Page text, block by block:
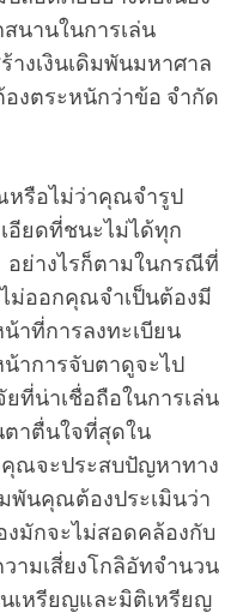
นานในการเล่น
างเงินเดิมพันมหาศาล
งตระหนักว่าข้อ จำกัด
หรือไม่ว่าคุณจำรูป
อียดที่ชนะไม่ได้ทุก
อย่างไรก็ตามในกรณีที่
ม่ออกคุณจำเป็นต้องมี
าที่การลงทะเบียน
าการจับตาดูจะไป
ที่น่าเชื่อถือในการเล่น
าตื่นใจที่สุดใน
ณจะประสบปัญหาทาง
พันคุณต้องประเมินว่า
งมักจะไม่สอดคล้องกับ
มเสี่ยงโกลิอัทจำนวน
เหรียญและมิติเหรียญ